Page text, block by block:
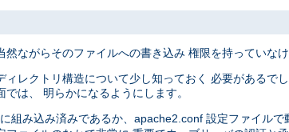
ながらそのファイルへの書き込み 権限を持っていなけ
レクトリ構造について少し知っておく 必要があるで
は、 明らかになるようにします。
組み込み済みであるか、apache2.conf 設定ファイル